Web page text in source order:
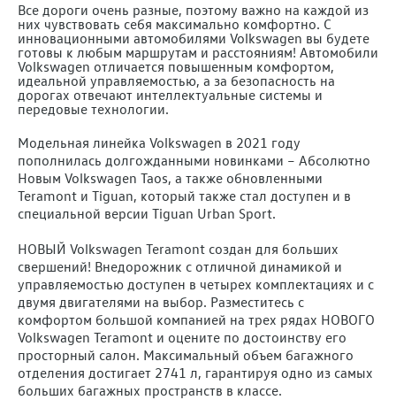
Все дороги очень разные, поэтому важно на каждой из
них чувствовать себя максимально комфортно. C
инновационными автомобилями Volkswagen вы будете
готовы к любым маршрутам и расстояниям! Автомобили
Volkswagen отличается повышенным комфортом,
идеальной управляемостью, а за безопасность на
дорогах отвечают интеллектуальные системы и
передовые технологии.
Модельная линейка Volkswagen в 2021 году
пополнилась долгожданными новинками – Абсолютно
Новым Volkswagen Taos, а также обновленными
Teramont и Tiguan, который также стал доступен и в
специальной версии Tiguan Urban Sport.
НОВЫЙ Volkswagen Teramont создан для больших
свершений! Внедорожник с отличной динамикой и
управляемостью доступен в четырех комплектациях и с
двумя двигателями на выбор. Разместитесь с
комфортом большой компанией на трех рядах НОВОГО
Volkswagen Teramont и оцените по достоинству его
просторный салон. Максимальный объем багажного
отделения достигает 2741 л, гарантируя одно из самых
больших багажных пространств в классе.